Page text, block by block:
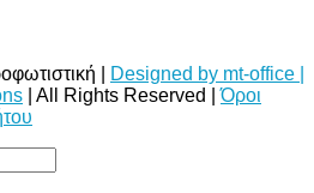
|
Designed by mt-office |
| All Rights Reserved |Όροι